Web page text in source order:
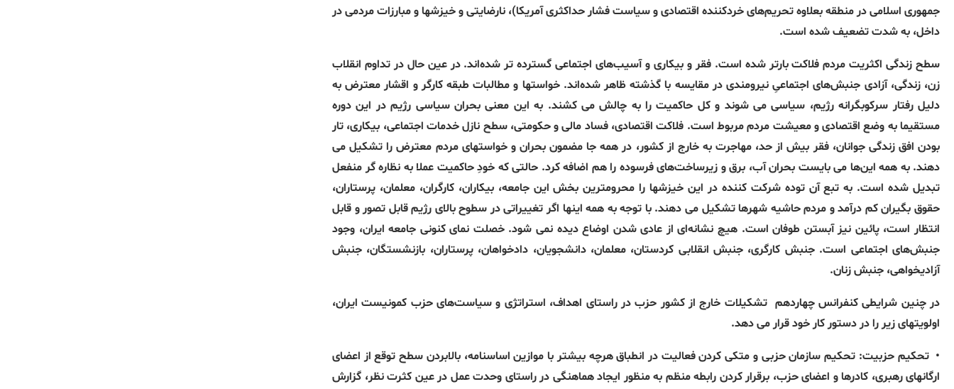
جمهوری اسلامی در منطقه بعلاوه تحریم‌های خردکننده اقتصادی و سیاست فشار حداکثری آمریکا)، نارضایتی و خیزشها و مبارزات مردمی در
داخل، به شدت تضعیف شده است.
سطح زندگی اکثریت مردم فلاکت بارتر شده است.فقر و بیکاری و آسیب‌های اجتماعی گسترده تر شده‌اند.در عین حال در تداوم انقلاب
زن، زندگی، آزادی جنبش‌های اجتماعیِ نیرومندی در مقایسه با گذشته ظاهر شده‌اند.خواستها و مطالبات طبقه کارگر و اقشار معترض به
دلیل رفتار سرکوبگرانه رژیم، سیاسی می شوند و کل حاکمیت را به چالش می کشند. به این معنی بحران سیاسی رژیم در این دوره
مستقیما به وضع اقتصادی و معیشت مردم مربوط است. فلاکت اقتصادی، فساد مالی و حکومتی، سطح نازل خدمات اجتماعی، بیکاری، تار
بودن افق زندگی جوانان، فقر بیش از حد، مهاجرت بە خارج از کشور، در همه جا مضمون بحران و خواستهای مردم معترض را تشکیل می
دهند.به همه این‌ها می بایست بحران آب، برق و زیرساخت‌های فرسوده را هم اضافه کرد. حالتی که خودِ حاکمیت عملا به نظاره گر منفعل
تبدیل شده است. به تبع آن توده شرکت کننده در این خیزشها را محرومترین بخش این جامعه، بیکاران، کارگران، معلمان، پرستاران،
حقوق بگیران کم درآمد و مردم حاشیه شهرها تشکیل می دهند.با توجه به همه اینها اگر تغییراتی در سطوح بالای رژیم قابل تصور و قابل
انتظار است، پائین نیز آبستن طوفان است. هیچ نشانەای از عادی شدن اوضاع دیده نمی شود.خصلت نمای کنونی جامعه ایران، وجود
جنبش‌های اجتماعی است.جنبش کارگری، جنبش انقلابی کردستان، معلمان، دانشجویان، دادخواهان، پرستاران، بازنشستگان، جنبش
آزادیخواهی، جنبش زنان.
در چنین شرایطی کنفرانس چهاردهم تشکیلات خارج از کشور حزب در راستای اهداف، استراتژی و سیاست‌های حزب کمونیست ایران،
اولویتهای زیر را در دستور کار خود قرار می دهد.
•تحکیم حزبیت: تحکیم سازمان حزبی و متکی کردن فعالیت در انطباق ھرچه بیشتر با موازین اساسنامه، بالابردن سطح توقع از اعضای
ارگانھای رھبری، کادرھا و اعضای حزب، برقرار کردن رابطه منظم به منظور ایجاد ھماھنگی در راستای وحدت عمل در عین کثرت نظر، گزارش